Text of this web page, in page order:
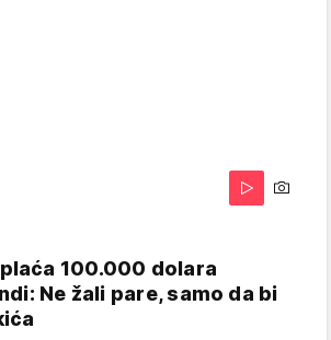
100.000 dolara
Ne žali pare, samo da bi